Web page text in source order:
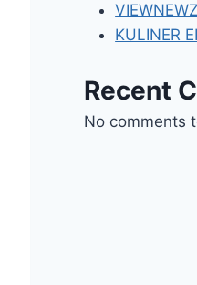
VIEWNEWZ
KULINER
Recent
No comments